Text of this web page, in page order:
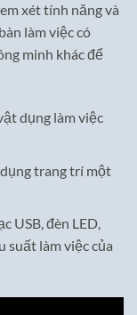
xét tính năng và
làm việc có
minh khác để
dụng làm việc
trang trí một
USB, đèn LED,
suất làm việc của